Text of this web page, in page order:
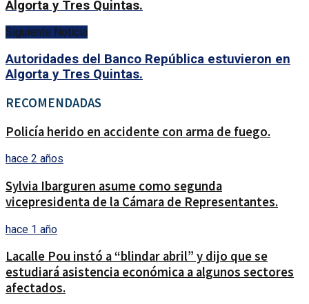
Algorta y Tres Quintas.
Siguiente Noticia
Autoridades del Banco República estuvieron en
Algorta y Tres Quintas.
RECOMENDADAS
Policía herido en accidente con arma de fuego.
hace 2 años
Sylvia Ibarguren asume como segunda
vicepresidenta de la Cámara de Representantes.
hace 1 año
Lacalle Pou instó a “blindar abril” y dijo que se
estudiará asistencia económica a algunos sectores
afectados.